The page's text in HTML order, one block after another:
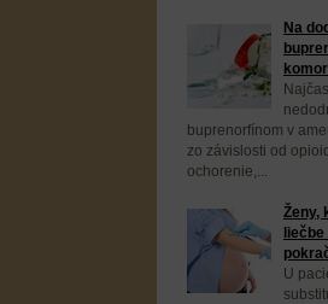
Na
buprenorfínom v
zo závislosti od
ochorenie,...
Ženy,
liečbe
U